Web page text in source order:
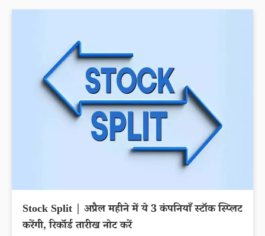
Stock Split | अप्रैल महीने में ये 3 कंपनियाँ स्टॉक स्प्लिट
करेंगी, रिकॉर्ड तारीख नोट करें